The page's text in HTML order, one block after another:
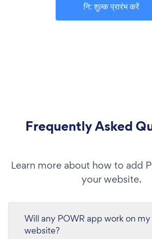
नि: शुल्क प्रारंभ करें
Frequently Asked
Learn more about how to add
your website.
Will any POWR app work on
website?